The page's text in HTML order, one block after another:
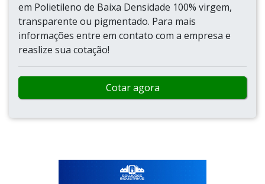
em Polietileno de Baixa Densidade 100% virgem,
transparente ou pigmentado. Para mais
informações entre em contato com a empresa e
reaslize sua cotação!
Cotar agora